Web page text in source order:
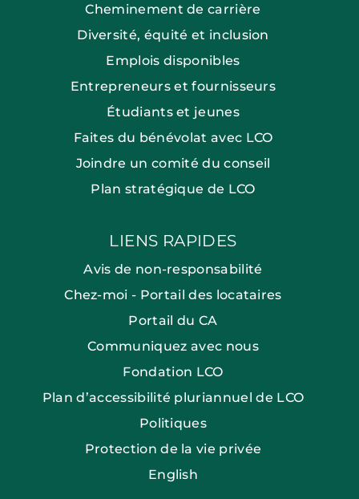
Cheminement de carrière
Diversité, équité et inclusion
Emplois disponibles
Entrepreneurs et fournisseurs
Étudiants et jeunes
Faites du bénévolat avec LCO
Joindre un comité du conseil
Plan stratégique de LCO
LIENS RAPIDES
Avis de non-responsabilité
Chez-moi - Portail des locataires
Portail du CA
Communiquez avec nous
Fondation LCO
Plan d’accessibilité pluriannuel de LCO
Politiques
Protection de la vie privée
English